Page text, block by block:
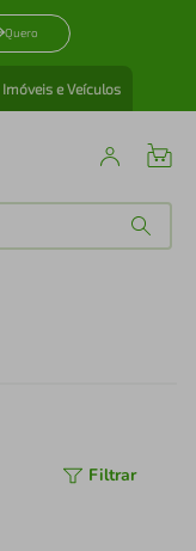
Quero
Imóveis e Veículos
Filtrar